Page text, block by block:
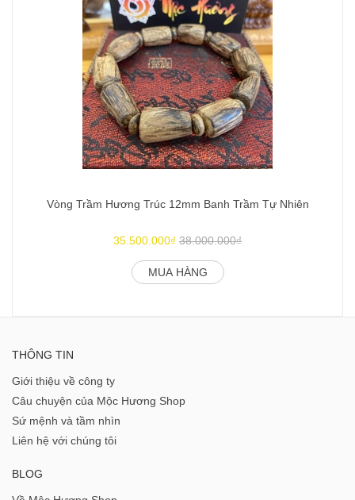
Vòng Trầm Hương Trúc 12mm Banh Trầm Tự Nhiên
35.500.000₫ 38.000.000₫
MUA HÀNG
THÔNG TIN
Giới thiệu về công ty
Câu chuyện của Mộc Hương Shop
Sứ mệnh và tầm nhìn
Liên hệ với chúng tôi
BLOG